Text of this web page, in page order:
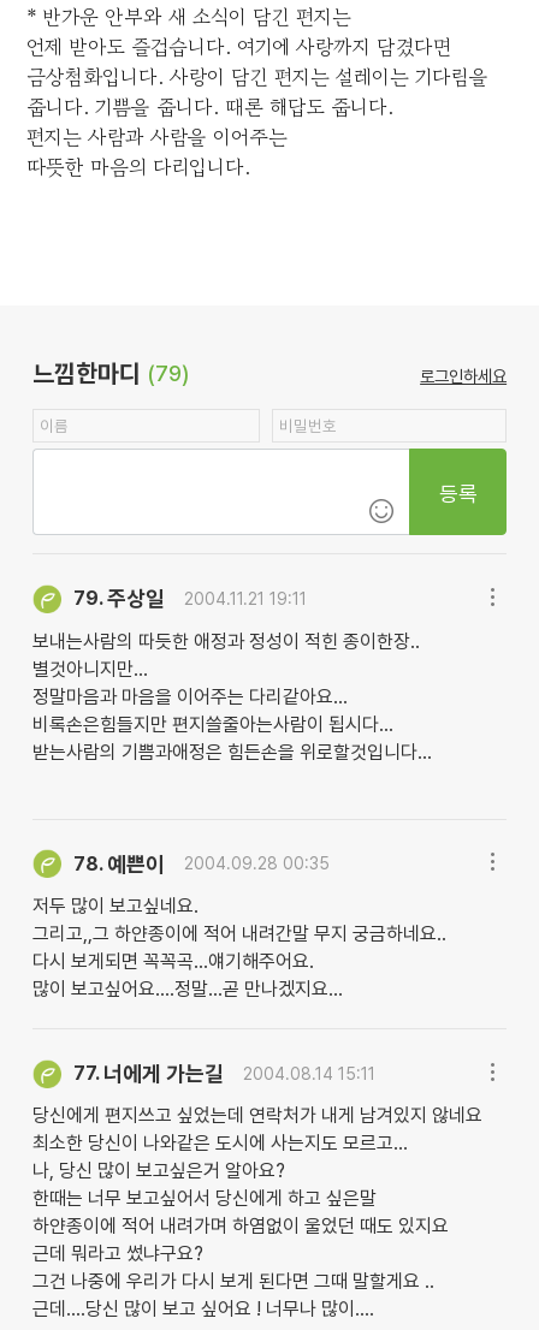
* 반가운 안부와 새 소식이 담긴 편지는
언제 받아도 즐겁습니다. 여기에 사랑까지 담겼다면
금상첨화입니다. 사랑이 담긴 편지는 설레이는 기다림을
줍니다. 기쁨을 줍니다. 때론 해답도 줍니다.
편지는 사람과 사람을 이어주는
따뜻한 마음의 다리입니다.
느낌한마디 (79) 로그인하세요
등록
79.주상일 2004.11.21 19:11
보내는사람의 따듯한 애정과 정성이 적힌 종이한장..
별것아니지만...
정말마음과 마음을 이어주는 다리같아요...
비록손은힘들지만 편지쓸줄아는사람이 됩시다...
받는사람의 기쁨과애정은 힘든손을 위로할것입니다...
78. 예쁜이 2004.09.28 00:35
저두 많이 보고싶네요.
그리고,,그 하얀종이에 적어 내려간말 무지 궁금하네요..
다시 보게되면 꼭꼭곡...얘기해주어요.
많이 보고싶어요....정말...곧 만나겠지요...
77. 너에게 가는길 2004.08.14 15:11
당신에게 편지쓰고 싶었는데 연락처가 내게 남겨있지 않네요
최소한 당신이 나와같은 도시에 사는지도 모르고...
나, 당신 많이 보고싶은거 알아요?
한때는 너무 보고싶어서 당신에게 하고 싶은말
하얀종이에 적어 내려가며 하염없이 울었던 때도 있지요
근데 뭐라고 썼냐구요?
그건 나중에 우리가 다시 보게 된다면 그때 말할게요 ..
근데....당신 많이 보고 싶어요 ! 너무나 많이....